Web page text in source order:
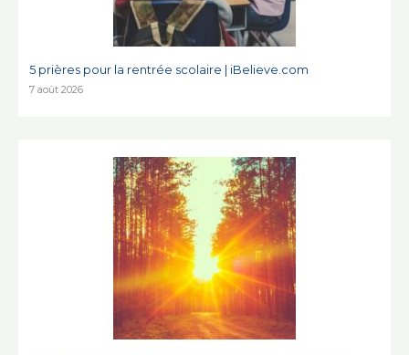
5 prières pour la rentrée scolaire | iBelieve.com
7 août 2026